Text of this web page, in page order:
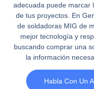
adecuada puede marcar
de tus proyectos. En
de soldadoras MIG de
mejor tecnología y
buscando comprar una
la información
Habla Con Un